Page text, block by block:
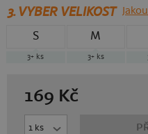
3.VYBER VELIKOST
S
3+ ks
M
3+ ks
169 Kč